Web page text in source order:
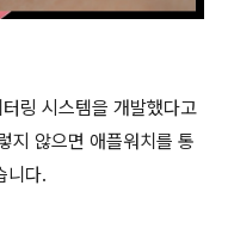
링 시스템을 개발했다고
지 않으면 애플워치를 통
니다.